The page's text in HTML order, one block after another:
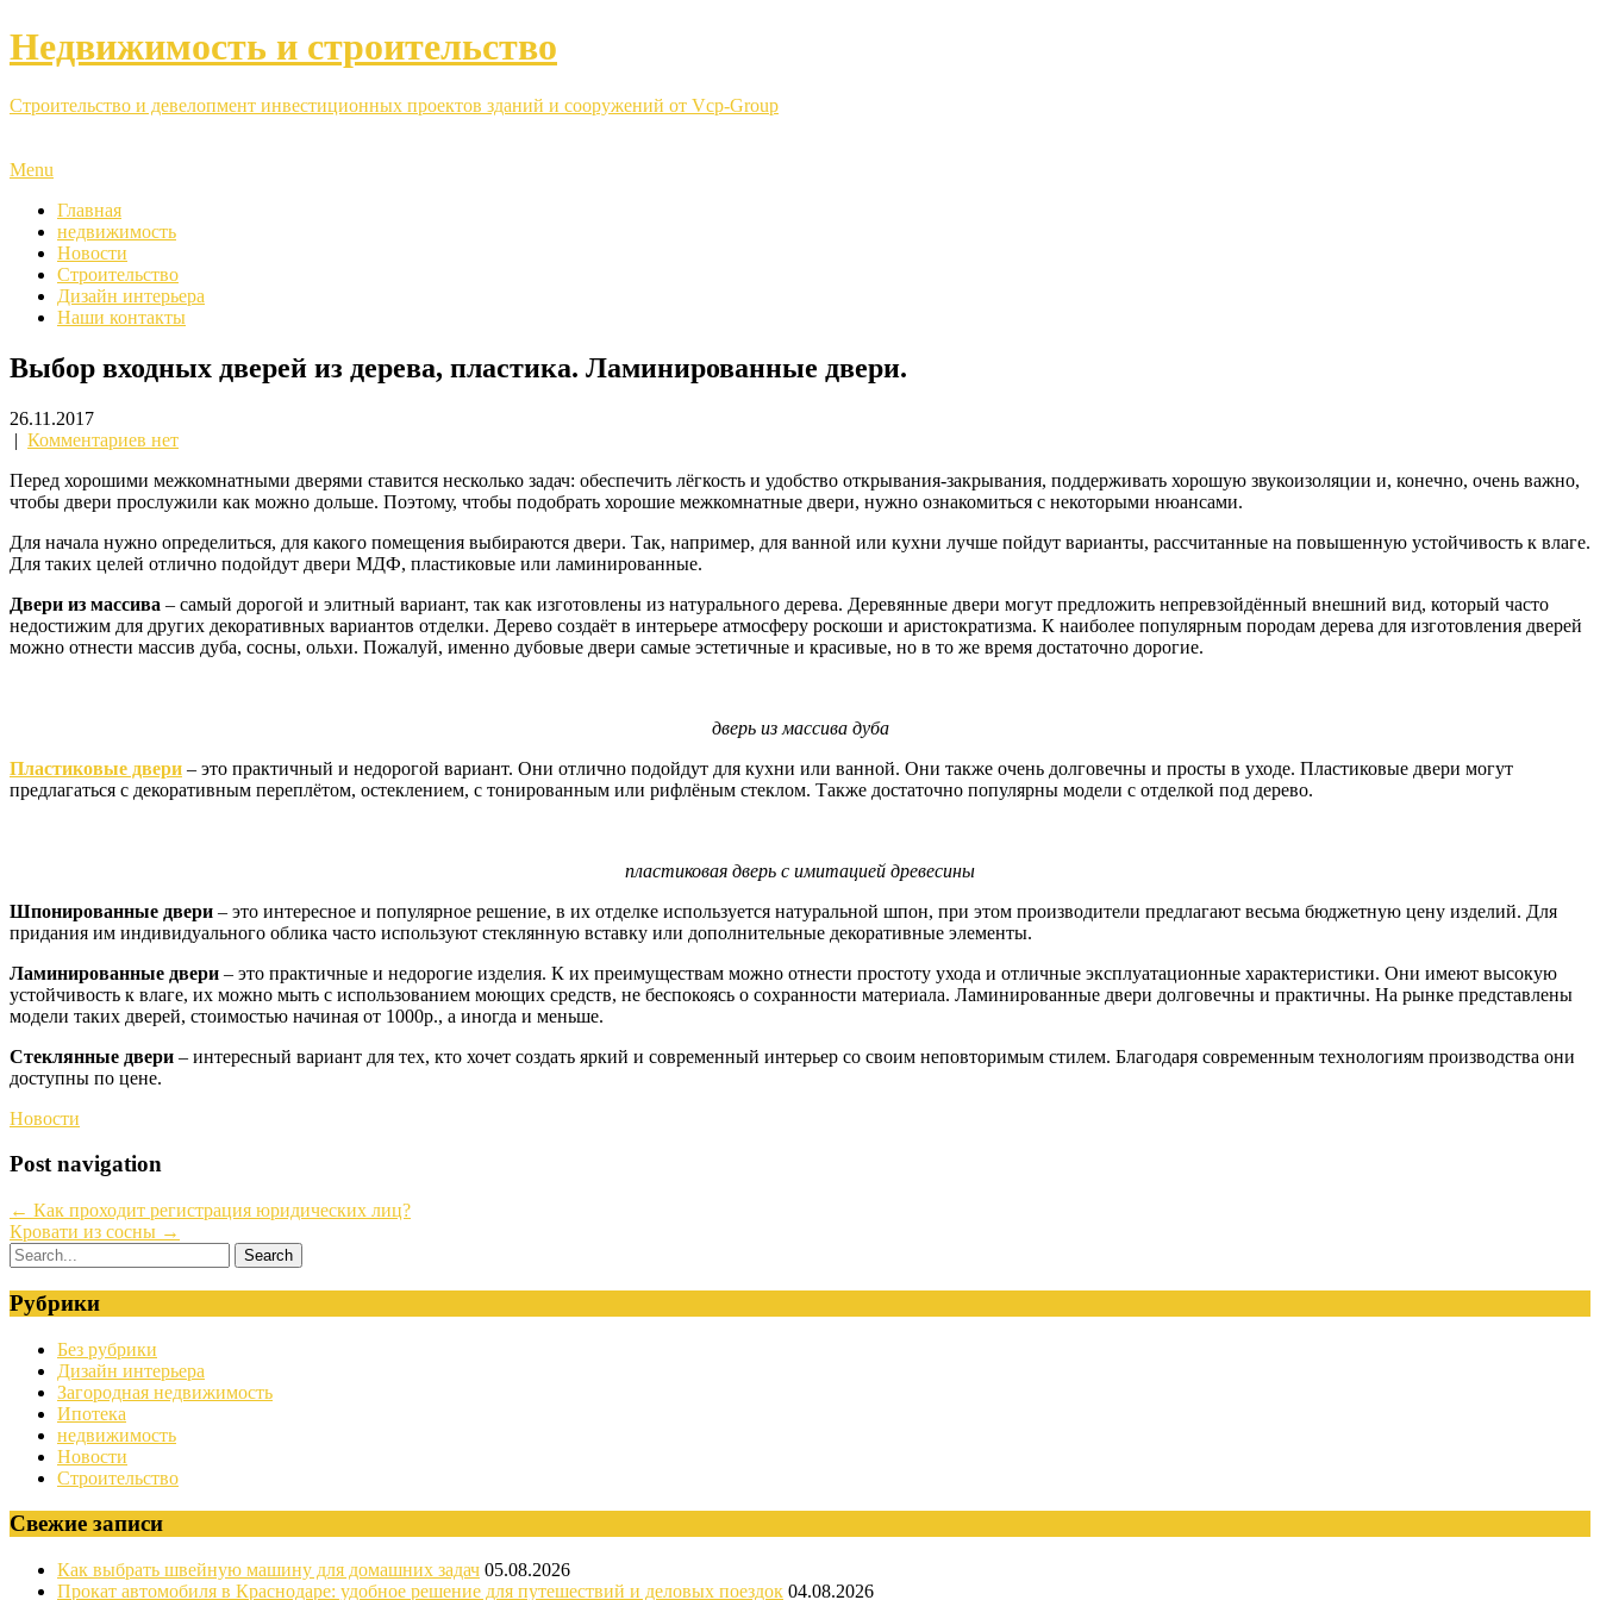
Недвижимость и строительство
Строительство и девелопмент инвестиционных проектов зданий и сооружений от Vcp-Group
Menu
Главная
недвижимость
Новости
Строительство
Дизайн интерьера
Наши контакты
Выбор входных дверей из дерева, пластика. Ламинированные двери.
26.11.2017
| Комментариев нет
Перед хорошими межкомнатными дверями ставится несколько задач: обеспечить лёгкость и удобство открывания-закрывания, поддерживать хорошую звукоизоляции и, конечно, очень важно,
чтобы двери прослужили как можно дольше. Поэтому, чтобы подобрать хорошие межкомнатные двери, нужно ознакомиться с некоторыми нюансами.
Для начала нужно определиться, для какого помещения выбираются двери. Так, например, для ванной или кухни лучше пойдут варианты, рассчитанные на повышенную устойчивость к влаге.
Для таких целей отлично подойдут двери МДФ, пластиковые или ламинированные.
Двери из массива – самый дорогой и элитный вариант, так как изготовлены из натурального дерева. Деревянные двери могут предложить непревзойдённый внешний вид, который часто
недостижим для других декоративных вариантов отделки. Дерево создаёт в интерьере атмосферу роскоши и аристократизма. К наиболее популярным породам дерева для изготовления дверей
можно отнести массив дуба, сосны, ольхи. Пожалуй, именно дубовые двери самые эстетичные и красивые, но в то же время достаточно дорогие.
дверь из массива дуба
Пластиковые двери – это практичный и недорогой вариант. Они отлично подойдут для кухни или ванной. Они также очень долговечны и просты в уходе. Пластиковые двери могут
предлагаться с декоративным переплётом, остеклением, с тонированным или рифлёным стеклом. Также достаточно популярны модели с отделкой под дерево.
пластиковая дверь с имитацией древесины
Шпонированные двери – это интересное и популярное решение, в их отделке используется натуральной шпон, при этом производители предлагают весьма бюджетную цену изделий. Для
придания им индивидуального облика часто используют стеклянную вставку или дополнительные декоративные элементы.
Ламинированные двери – это практичные и недорогие изделия. К их преимуществам можно отнести простоту ухода и отличные эксплуатационные характеристики. Они имеют высокую
устойчивость к влаге, их можно мыть с использованием моющих средств, не беспокоясь о сохранности материала. Ламинированные двери долговечны и практичны. На рынке представлены
модели таких дверей, стоимостью начиная от 1000р., а иногда и меньше.
Стеклянные двери – интересный вариант для тех, кто хочет создать яркий и современный интерьер со своим неповторимым стилем. Благодаря современным технологиям производства они
доступны по цене.
Новости
Post navigation
← Как проходит регистрация юридических лиц?
Кровати из сосны →
Рубрики
Без рубрики
Дизайн интерьера
Загородная недвижимость
Ипотека
недвижимость
Новости
Строительство
Свежие записи
Как выбрать швейную машину для домашних задач 05.08.2026
Прокат автомобиля в Краснодаре: удобное решение для путешествий и деловых поездок 04.08.2026